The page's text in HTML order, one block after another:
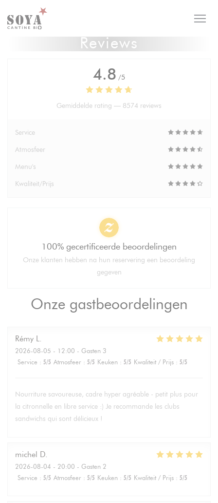
Cookies beheer paneel
Reviews
Onze gastbeoordelingen
Rémy L
2026-08-05 - 12:00 - Gasten 3
Service : 5/5 Atmosfeer : 5/5 Keuken : 5/5 Kwaliteit / Prijs : 5/5
Nourriture savoureuse, cadre hyper agréable - petit plus pour
la citronnelle en libre service :) Je recommande les clubs
sandwichs qui sont délicieux !
michel D
2026-08-04 - 20:00 - Gasten 2
Service : 5/5 Atmosfeer : 5/5 Keuken : 5/5 Kwaliteit / Prijs : 5/5
4.8 /5
Gemiddelde rating — 8574 reviews
Service
Atmosfeer
Menu's
Kwaliteit/Prijs
100% gecertificeerde beoordelingen
Onze klanten hebben na hun reservering een beoordeling
gegeven